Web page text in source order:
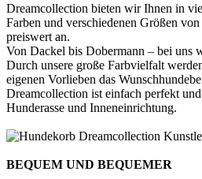
Dreamcollection bieten wir Ihnen in
Farben und verschiedenen Größen
preiswert an.
Von Dackel bis Dobermann – bei uns
Durch unsere große Farbvielfalt
eigenen Vorlieben das
Dreamcollection ist einfach perfekt
Hunderasse und Inneneinrichtung.
BEQUEM UND BEQUEMER